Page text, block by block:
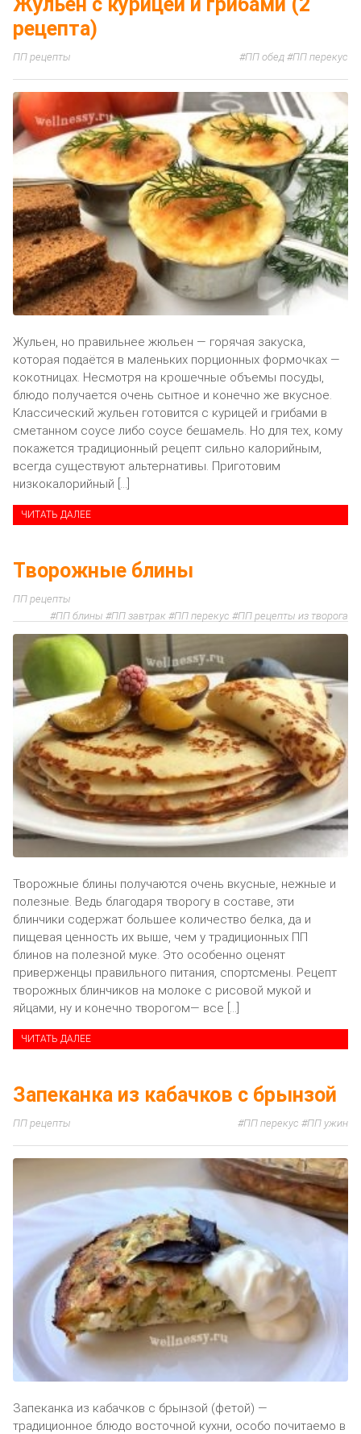
Жульен с курицей и грибами (2
рецепта)
ПП рецепты ПП обед ПП перекус
Жульен, но правильнее жюльен — горячая закуска,
которая подаётся в маленьких порционных формочках —
кокотницах. Несмотря на крошечные объемы посуды,
блюдо получается очень сытное и конечно же вкусное.
Классический жульен готовится с курицей и грибами в
сметанном соусе либо соусе бешамель. Но для тех, кому
покажется традиционный рецепт сильно калорийным,
всегда существуют альтернативы. Приготовим
низкокалорийный […]
ЧИТАТЬ ДАЛЕЕ
Творожные блины
ПП рецепты
ПП блины
ПП завтрак ПП перекус ПП рецепты из творога
Творожные блины получаются очень вкусные, нежные и
полезные. Ведь благодаря творогу в составе, эти
блинчики содержат большее количество белка, да и
пищевая ценность их выше, чем у традиционных ПП
блинов на полезной муке. Это особенно оценят
приверженцы правильного питания, спортсмены. Рецепт
творожных блинчиков на молоке с рисовой мукой и
яйцами, ну и конечно творогом— все […]
ЧИТАТЬ ДАЛЕЕ
Запеканка из кабачков с брынзой
ПП рецепты ПП перекус ПП ужин
Запеканка из кабачков с брынзой (фетой) —
традиционное блюдо восточной кухни, особо почитаемо в